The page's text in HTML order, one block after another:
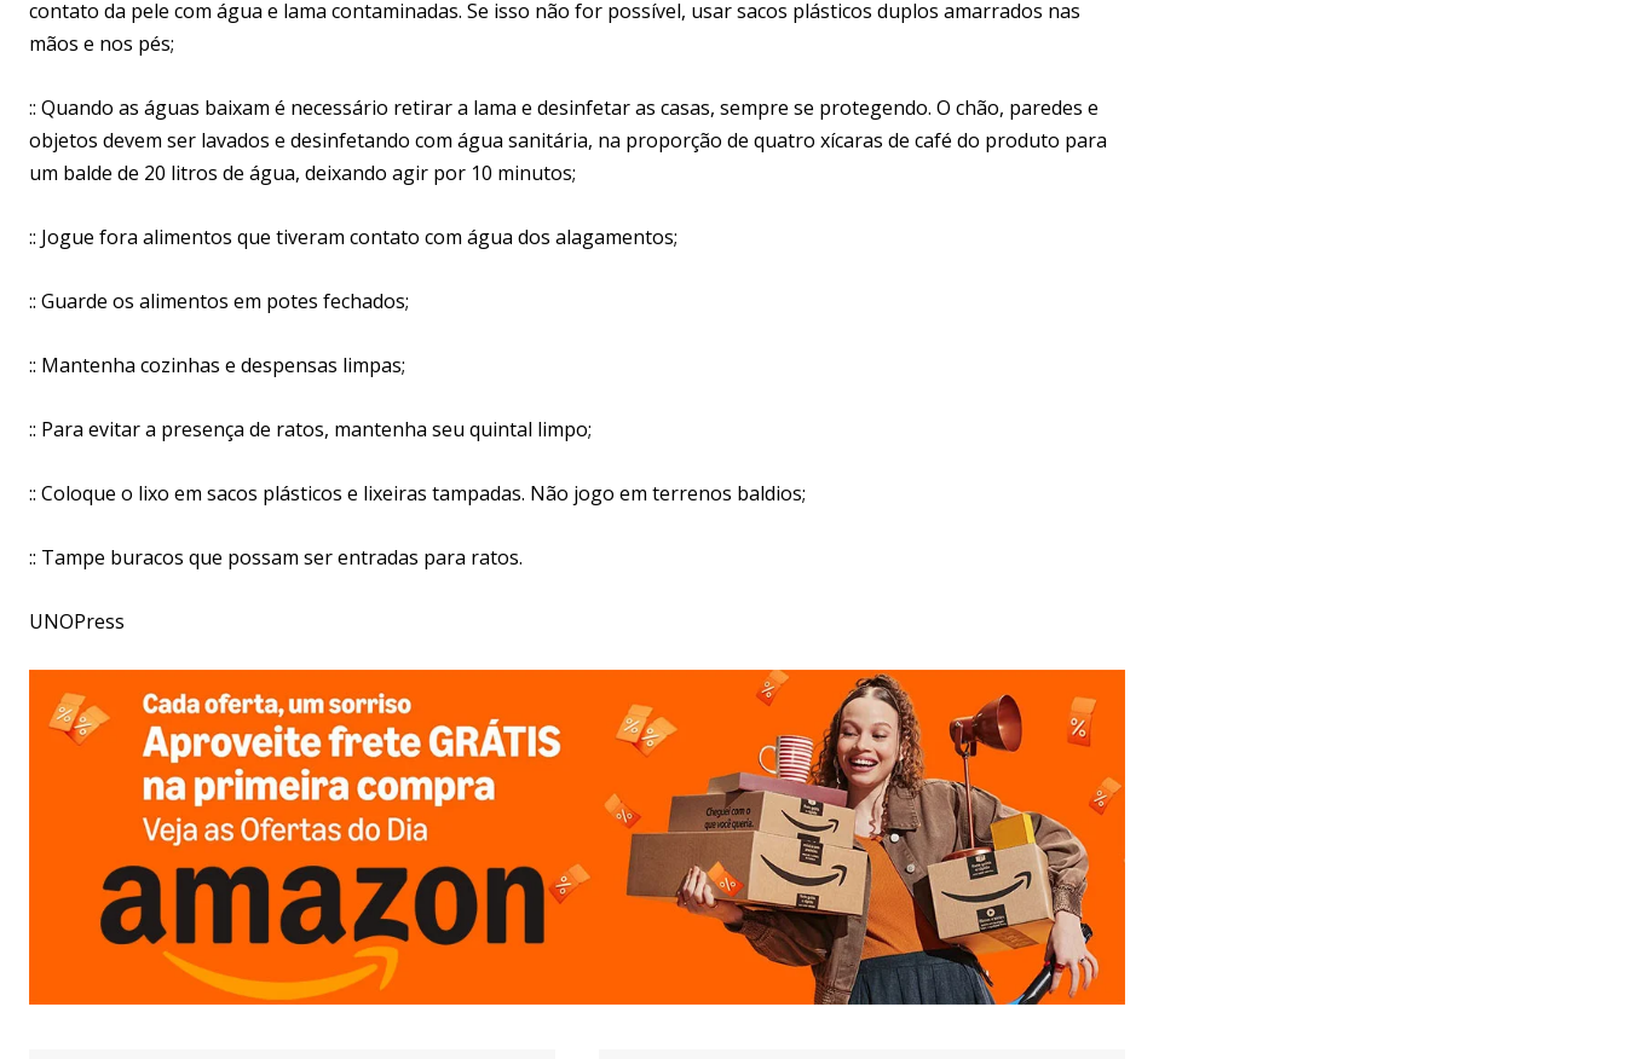
contato da pele com água e lama contaminadas. Se isso não for possível, usar sacos plásticos duplos amarrados nas
mãos e nos pés;
:: Quando as águas baixam é necessário retirar a lama e desinfetar as casas, sempre se protegendo. O chão, paredes e
objetos devem ser lavados e desinfetando com água sanitária, na proporção de quatro xícaras de café do produto para
um balde de 20 litros de água, deixando agir por 10 minutos;
:: Jogue fora alimentos que tiveram contato com água dos alagamentos;
:: Guarde os alimentos em potes fechados;
:: Mantenha cozinhas e despensas limpas;
:: Para evitar a presença de ratos, mantenha seu quintal limpo;
:: Coloque o lixo em sacos plásticos e lixeiras tampadas. Não jogo em terrenos baldios;
:: Tampe buracos que possam ser entradas para ratos.
UNOPress